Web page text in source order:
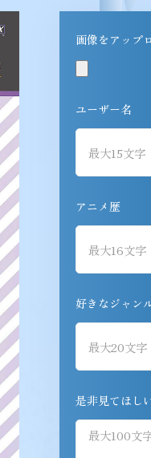
画像をアップ
ユーザー名
アニメ歴
好きなジャン
是非見てほし